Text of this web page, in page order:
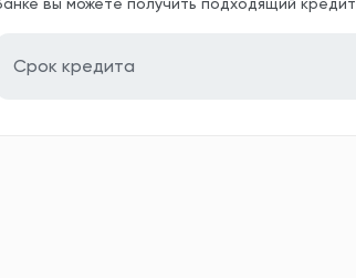
вы можете получить подходящий кредит
Срок кредита